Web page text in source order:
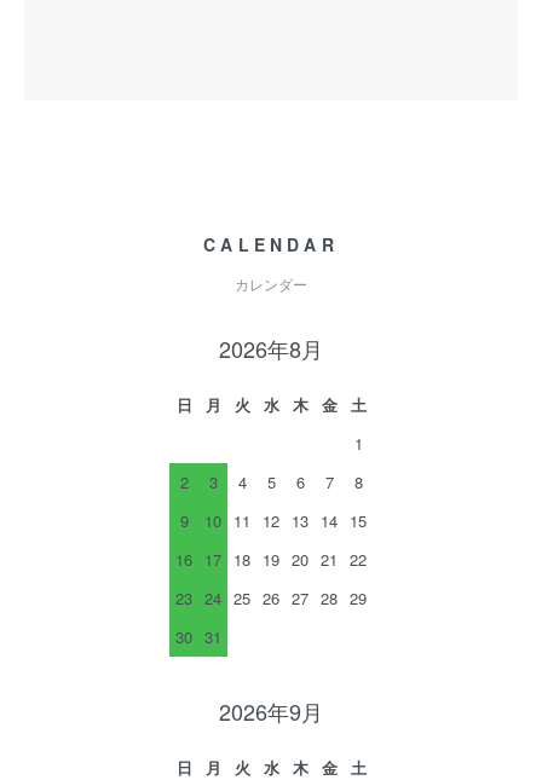
CALENDAR
カレンダー
2026年8月
日 月 火 水 木 金
土
1
2
3 4 5 6 7
8
9
10 11 12 13 14 15
16 17 18 19 20 21
22
23 24 25 26 27 28 29
30 31
2026年9月
日 月 火 水 木 金
土